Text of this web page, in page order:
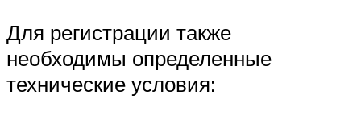
Для регистрации также
необходимы определенные
технические условия: